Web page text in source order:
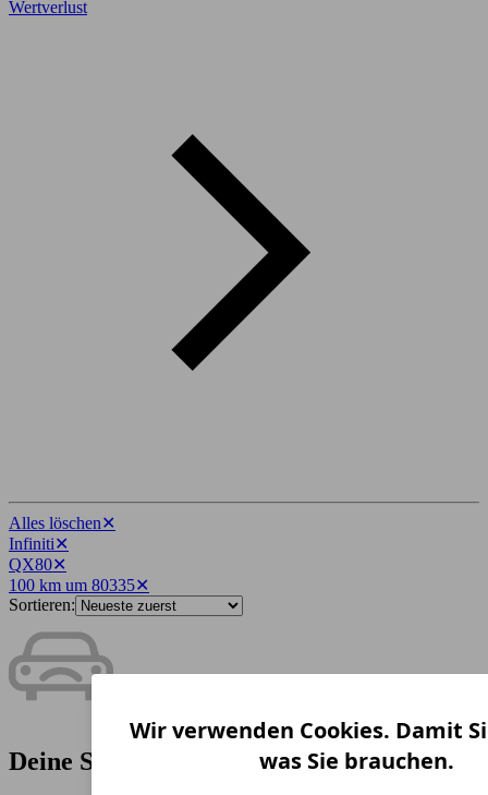
Wir verwenden Cookies. Damit
was Sie brauchen.
Wertverlust
Alles löschen✕
Infiniti✕
QX80✕
100 km um 80335✕
Sortieren:
Deine Suche ergab keine Treffer.